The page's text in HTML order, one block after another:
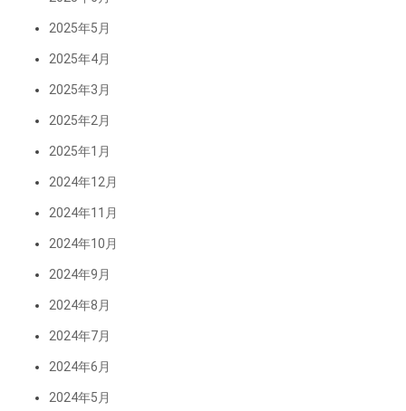
2025年5月
2025年4月
2025年3月
2025年2月
2025年1月
2024年12月
2024年11月
2024年10月
2024年9月
2024年8月
2024年7月
2024年6月
2024年5月